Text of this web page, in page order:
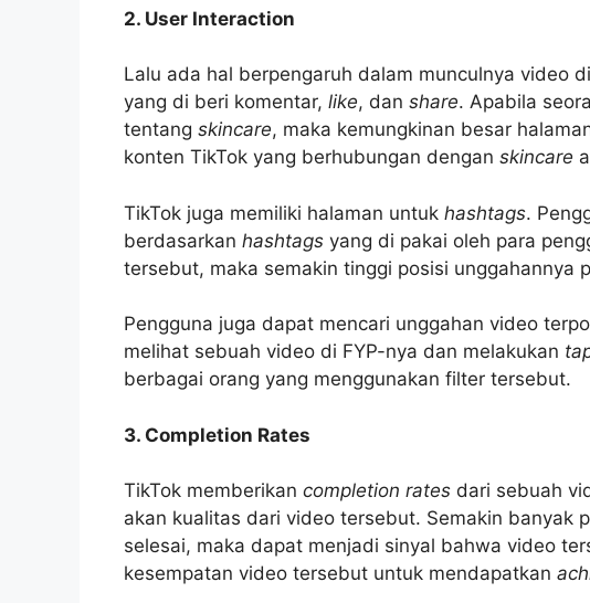
2. User Interaction
Lalu ada hal berpengaruh dalam munculnya video
yang di beri komentar, like, dan share. Apabila
tentang skincare, maka kemungkinan besar
konten TikTok yang berhubungan dengan skincare
TikTok juga memiliki halaman untuk hashtags.
berdasarkan hashtags yang di pakai oleh para
tersebut, maka semakin tinggi posisi unggahannya
Pengguna juga dapat mencari unggahan video
melihat sebuah video di FYP-nya dan melakukan
berbagai orang yang menggunakan filter tersebut.
3. Completion Rates
TikTok memberikan completion rates dari sebuah
akan kualitas dari video tersebut. Semakin banyak
selesai, maka dapat menjadi sinyal bahwa video
kesempatan video tersebut untuk mendapatkan